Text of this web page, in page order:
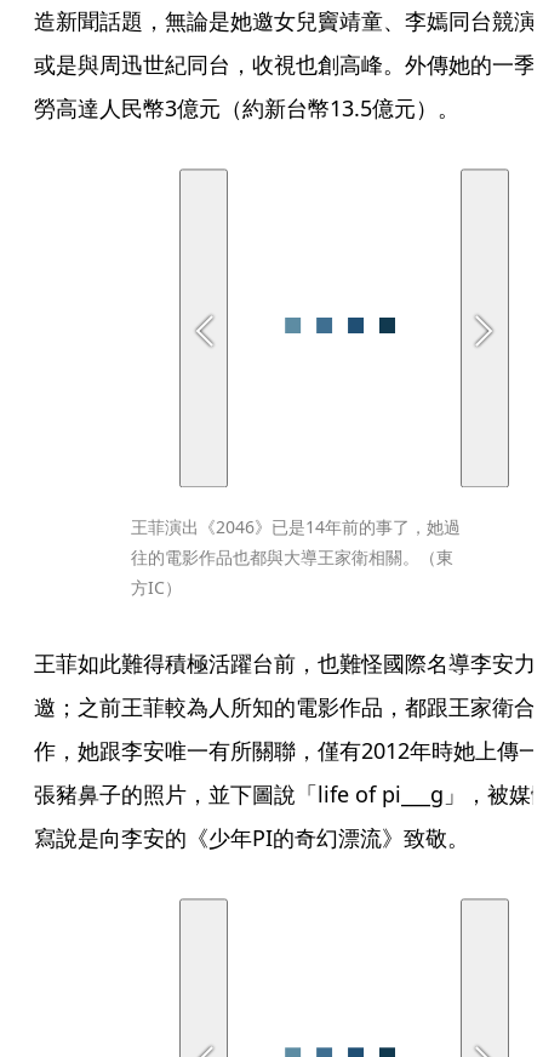
造新聞話題，無論是她邀女兒竇靖童、李嫣同台競演
或是與周迅世紀同台，收視也創高峰。外傳她的一季
勞高達人民幣3億元（約新台幣13.5億元）。
王菲演出《2046》已是14年前的事了，她過
往的電影作品也都與大導王家衛相關。（東
方IC）
王菲如此難得積極活躍台前，也難怪國際名導李安力
邀；之前王菲較為人所知的電影作品，都跟王家衛合
作，她跟李安唯一有所關聯，僅有2012年時她上傳一
張豬鼻子的照片，並下圖說「life of pi___g」，被媒
寫說是向李安的《少年PI的奇幻漂流》致敬。